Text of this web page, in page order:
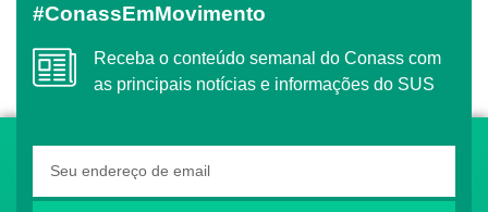
#ConassEmMovimento
Receba o conteúdo semanal do Conass com
as principais notícias e informações do SUS